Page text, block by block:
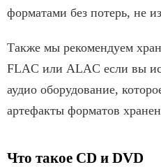
форматами без потерь, не
Также мы рекомендуем
FLAC или ALAC если вы
аудио оборудование,
артефакты форматов
Что такое CD и DVD